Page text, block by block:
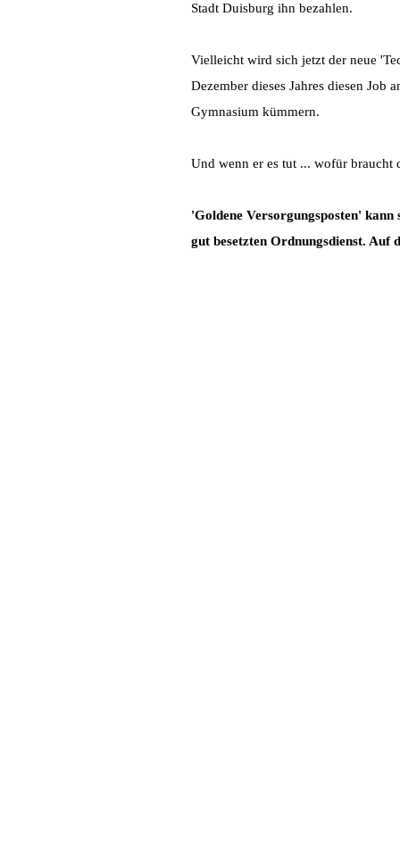
Stadt Duisburg ihn bezahlen.
Vielleicht wird sich jetzt der neue
Dezember dieses Jahres diesen Job
Gymnasium kümmern.
Und wenn er es tut ... wofür braucht
'Goldene Versorgungsposten'
gut besetzten Ordnungsdienst. Auf